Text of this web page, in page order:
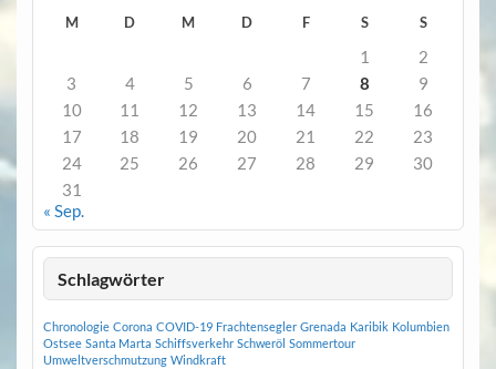
M D M D F S S
1
2
3
4 5 6 7 8
9
10
11 12 13 14 15
16
17
18 19 20 21 22
23
24
25 26 27 28 29
30
31
« Sep.
Schlagwörter
Chronologie Corona COVID-19 Frachtensegler Grenada Karibik Kolumbien
Ostsee Santa Marta Schiffsverkehr Schweröl Sommertour
Umweltverschmutzung Windkraft